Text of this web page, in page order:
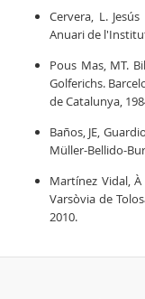
Cervera, L.
Anuari de
Pous Mas, MT.
Golferichs.
de Catalunya,
Baños, JE,
Müller-Bellido-
Martínez Vidal,
Varsòvia de
2010.